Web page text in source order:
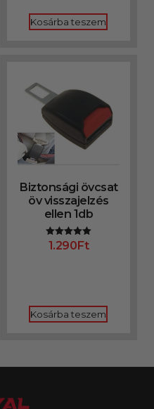
Kosárba teszem
Biztonsági övcsat
öv visszajelzés
ellen 1db
Értékelés:
5.00
1.290Ft
Kosárba teszem